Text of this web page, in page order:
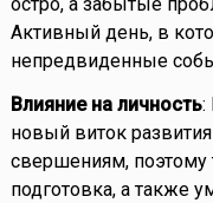
Активный день, в
непредвиденные
Влияние на личность:
новый виток
свершениям, поэтому
подготовка, а также